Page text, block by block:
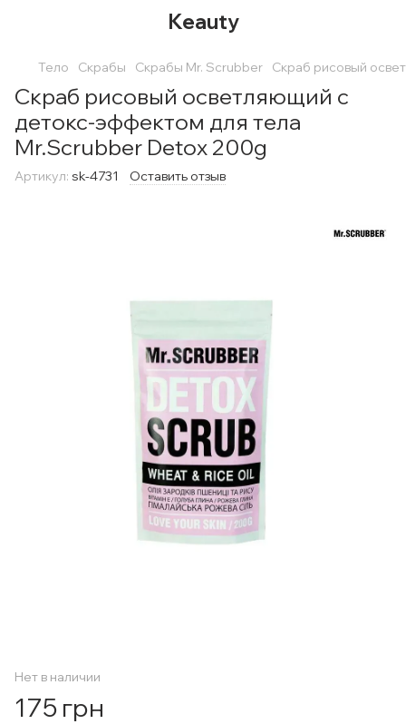
Keauty
Тело Скрабы Скрабы Mr. Scrubber Скраб рисовый
Скраб рисовый осветляющий с
детокс-эффектом для тела
Mr.Scrubber Detox 200g
Артикул: sk-4731 Оставить отзыв
Нет в наличии
175 грн